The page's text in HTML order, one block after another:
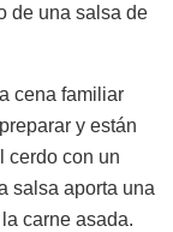
de una salsa de
cena familiar
y están
cerdo con un
salsa aporta una
carne asada.